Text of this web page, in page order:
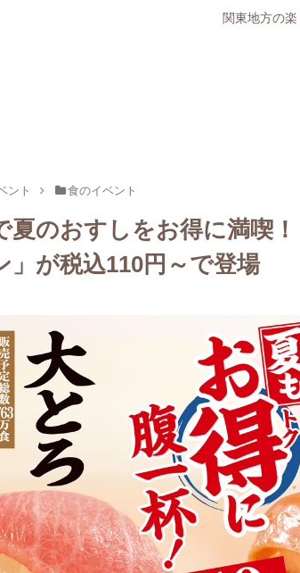
関東地方の
ント 食のイベント
夏のおすしをお得に満喫
」が税込110円～で登場